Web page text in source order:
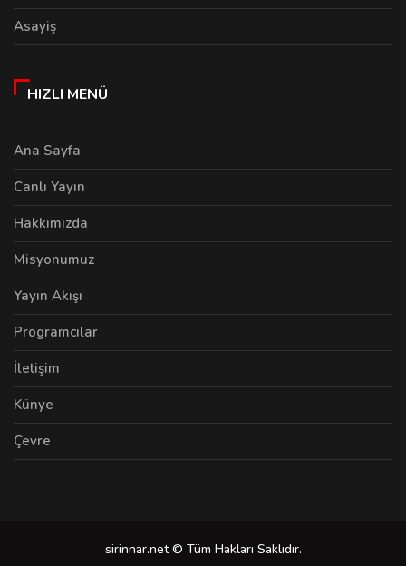
Asayiş
HIZLI MENÜ
Ana Sayfa
Canlı Yayın
Hakkımızda
Misyonumuz
Yayın Akışı
Programcılar
İletişim
Künye
Çevre
sirinnar.net © Tüm Hakları Saklıdır.